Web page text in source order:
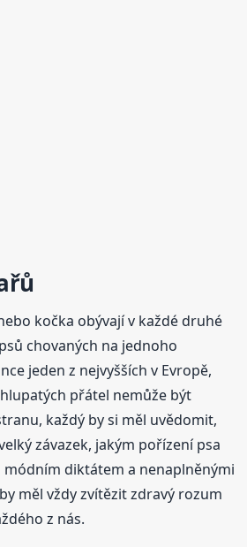
kočka obývají v každé druhé
chovaných na jednoho
jeden z nejvyšších v Evropě,
přátel nemůže být
každý by si měl uvědomit,
závazek, jakým pořízení psa
módním diktátem a nenaplněnými
měl vždy zvítězit zdravý rozum
z nás.